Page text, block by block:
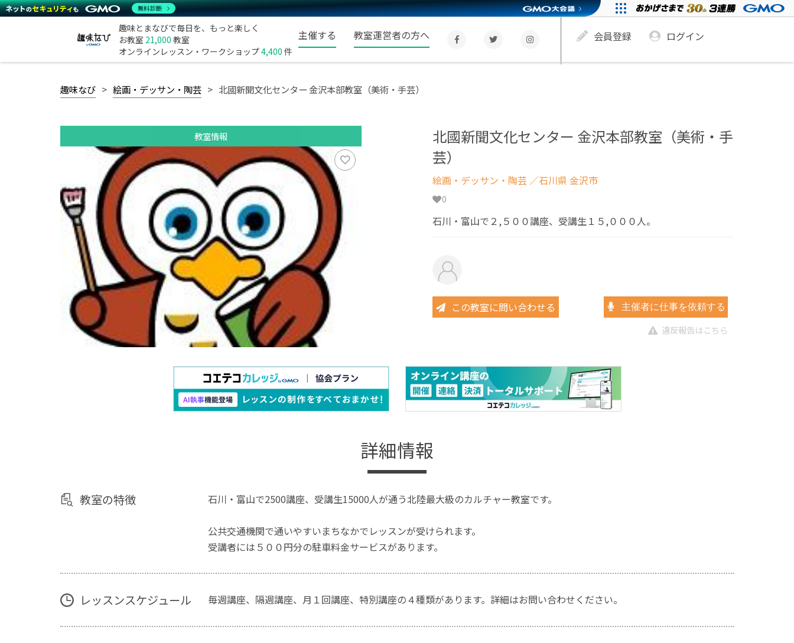
趣味とまなびで毎日を、もっと楽しく
お教室 21,000 教室
オンラインレッスン・ワークショップ4,400 件
主催する 教室運営者の方へ 会員登録 ログイン
趣味なび 絵画・デッサン・陶芸 北國新聞文化センター 金沢本部教室（美術・手芸）
教室情報
北國新聞文化センター 金沢本部教室（美術・手
芸）
絵画・デッサン・陶芸 ／石川県 金沢市
0
石川・富山で２,５００講座、受講生１５,０００人。
この教室に問い合わせる 主催者に仕事を依頼する
違反報告はこちら
詳細情報
教室の特徴 石川・富山で2500講座、受講生15000人が通う北陸最大級のカルチャー教室です。
公共交通機関で通いやすいまちなかでレッスンが受けられます。
受講者には５００円分の駐車料金サービスがあります。
レッスンスケジュール 毎週講座、隔週講座、月１回講座、特別講座の４種類があります。詳細はお問い合わせください。
無料診断